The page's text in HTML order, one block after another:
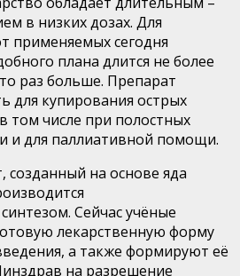
в низких дозах. Для
применяемых сегодня
плана длится не более
раз больше. Препарат
для купирования острых
том числе при полостных
и для паллиативной помощи.
на основе яда
Сейчас учёные
лекарственную форму
а также формируют её
на разрешение